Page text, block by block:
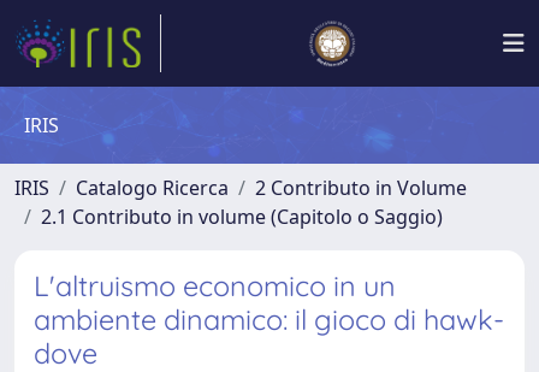
IRIS
IRIS Catalogo Ricerca
2 Contributo in Volume
2.1 Contributo in volume (Capitolo o Saggio)
L'altruismo economico in un
ambiente dinamico: il gioco di hawk-
dove